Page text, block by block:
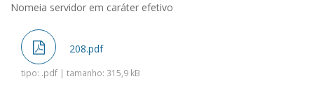
Nomeia servidor em caráter efetivo
208.pdf
tipo: .pdf | tamanho: 315,9 kB